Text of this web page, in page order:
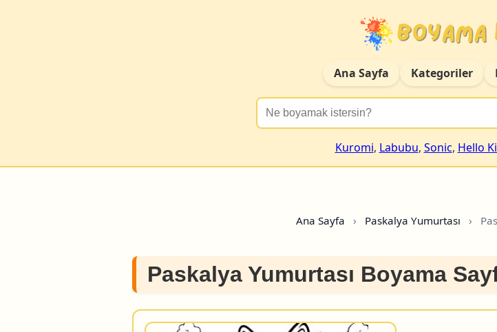
Ana Sayfa Kategoriler
Kuromi, Labubu, Sonic, Hello
Ana Sayfa › Paskalya Yumurtası ›
Paskalya Yumurtası Boyama